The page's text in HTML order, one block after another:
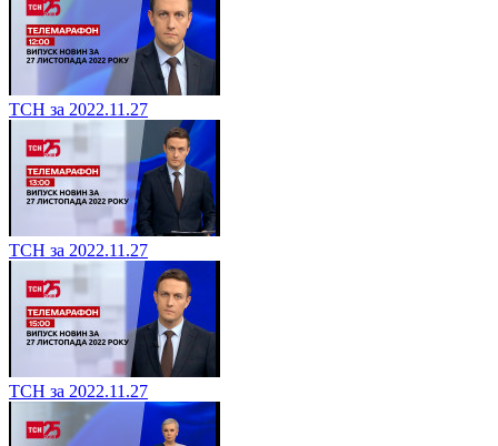
ТСН за 2022.11.27
ТСН за 2022.11.27
ТСН за 2022.11.27